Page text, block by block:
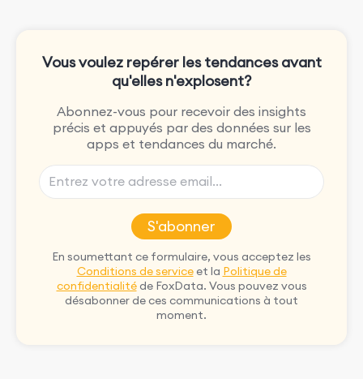
Vous voulez repérer les tendances avant
qu'elles n'explosent?
Abonnez-vous pour recevoir des insights
précis et appuyés par des données sur les
apps et tendances du marché.
S'abonner
En soumettant ce formulaire, vous acceptez les
Conditions de serviceet la Politique de
confidentialitéde FoxData. Vous pouvez vous
désabonner de ces communications à tout
moment.